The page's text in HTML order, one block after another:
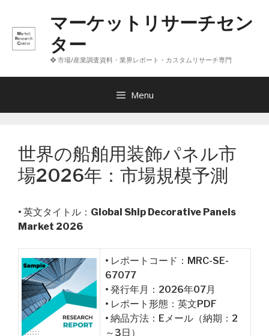
へ
マーケットリサーチセン
ター
❖ 市場/産業調査資料・業界レポート・カスタムリサーチ専門
Menu
世界の船舶用装飾パネル市
場2026年：市場規模予測
• 英文タイトル： Global Ship Decorative Panels
Market 2026
• レポートコード：MRC-SE-
67077
• 発行年月：2026年07月
• レポート形態：英文PDF
• 納品方法：Eメール（納期：2
～3日）